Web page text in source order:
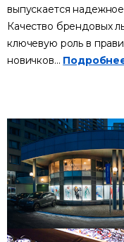
выпускается
Качество брендовых
ключевую роль в
новичков...